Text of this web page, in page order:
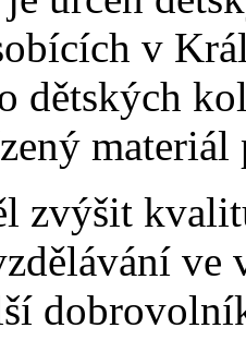
v
dětských
zvýšit
ve